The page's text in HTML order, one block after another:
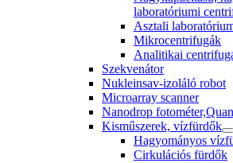
laboratóriumi
Asztali
Mikrocentrifugák
Analitikai
Szekvenátor
Nukleinsav-izoláló robot
Microarray scanner
Nanodrop
Kisműszerek, vízfürdők
Hagyományos
Cirkulációs fürdők